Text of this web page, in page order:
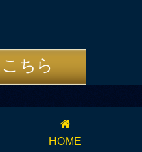
ちら
HOME